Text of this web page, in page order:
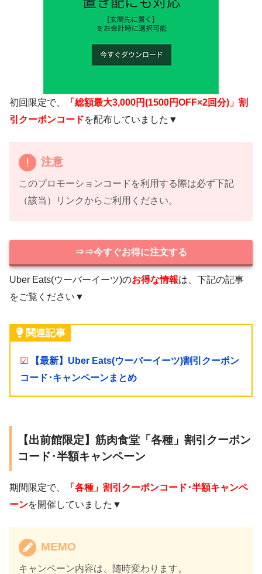
初回限定で、
「総額最大3,000円(1500円OFF×2回分)」割
引クーポンコードを配布していました▼
注意
このプロモーションコードを利用する際は必ず下記
（該当）リンクからご利用ください。
⇒⇒今すぐお得に注文する
Uber Eats(ウーバーイーツ)のお得な情報は、下記の記事
をご覧ください▼
関連記事
☑
【最新】Uber Eats(ウーバーイーツ)割引クーポン
コード･キャンペーンまとめ
【出前館限定】筋肉食堂「各種」割引クーポン
コード･半額キャンペーン
期間限定で、
「各種」割引クーポンコード･半額キャンペ
ーンを開催していました▼
MEMO
キャンペーン内容は、随時変わります。